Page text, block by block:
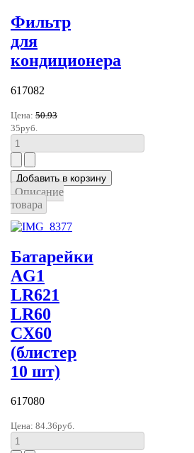
Фильтр
для
кондиционера
617082
Цена: 50.93
35руб.
Описание
товара
Батарейки
AG1
LR621
LR60
CX60
(блистер
10 шт)
617080
Цена: 84.36руб.